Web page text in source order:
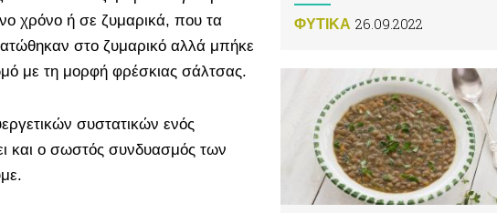
χρόνο ή σε ζυμαρικά, που τα
στο ζυμαρικό αλλά μπήκε
με τη μορφή φρέσκιας σάλτσας.
συστατικών ενός
και ο σωστός συνδυασμός των
ΦΥΤΙΚA 26.09.2022